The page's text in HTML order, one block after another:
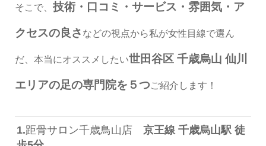
そこで、 技術・口コミ・サービス・雰囲気・ア
クセスの良さ などの視点から私が女性目線で選ん
だ、本当にオススメしたい世田谷区 千歳烏山 仙川
エリアの足の専門院を５つご紹介します！
1.距骨サロン千歳鳥山店
京王線 千歳烏山駅 徒